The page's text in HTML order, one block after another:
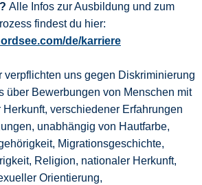
Alle Infos zur Ausbildung und zum
findest du hier:
de/karriere
verpflichten uns gegen Diskriminierung
über Bewerbungen von Menschen mit
verschiedener Erfahrungen
unabhängig von Hautfarbe,
Migrationsgeschichte,
Religion, nationaler Herkunft,
Orientierung,